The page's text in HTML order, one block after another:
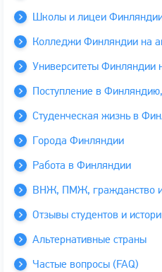
Школы и лицеи
Колледжи Финляндии на
Университеты Финляндии
Поступление в
Студенческая жизнь в
Города Финляндии
Работа в Финляндии
ВНЖ, ПМЖ, гражданство
Отзывы студентов и
Альтернативные страны
Частые вопросы (FAQ)